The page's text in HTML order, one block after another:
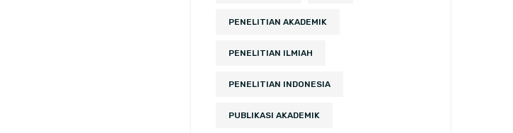
PENELITIAN AKADEMIK
PENELITIAN ILMIAH
PENELITIAN INDONESIA
PUBLIKASI AKADEMIK